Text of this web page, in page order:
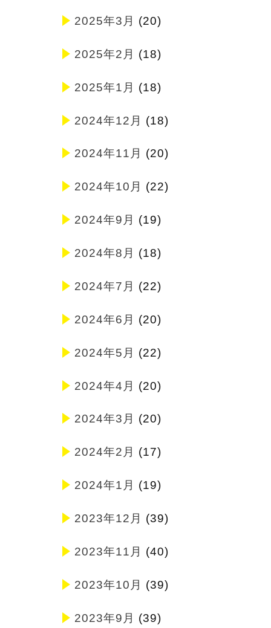
2025年3月 (20)
2025年2月 (18)
2025年1月 (18)
2024年12月 (18)
2024年11月 (20)
2024年10月 (22)
2024年9月 (19)
2024年8月 (18)
2024年7月 (22)
2024年6月 (20)
2024年5月 (22)
2024年4月 (20)
2024年3月 (20)
2024年2月 (17)
2024年1月 (19)
2023年12月 (39)
2023年11月 (40)
2023年10月 (39)
2023年9月 (39)